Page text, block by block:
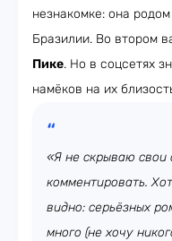
незнакомке: она
Бразилии. Во втором
Пике. Но в соцсетях
намёков на их
«Я не скрываю
комментировать.
видно: серьёзных
много (не хочу